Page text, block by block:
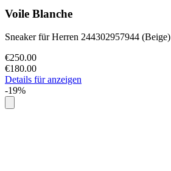
Voile Blanche
Sneaker für Herren 244302957944 (Beige)
€250.00
€180.00
Details für anzeigen
-19%